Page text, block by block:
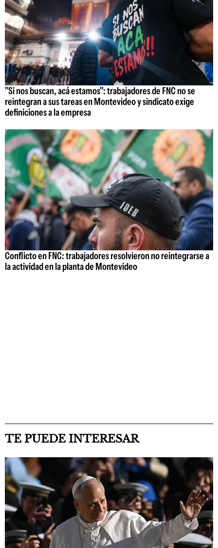
"Si nos buscan, acá estamos": trabajadores de FNC no se
reintegran a sus tareas en Montevideo y sindicato exige
definiciones a la empresa
Conflicto en FNC: trabajadores resolvieron no reintegrarse a
la actividad en la planta de Montevideo
TE PUEDE INTERESAR